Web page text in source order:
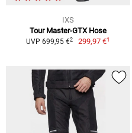
IXS
Tour Master-GTX Hose
UVP 699,95 €2 299,97 €1